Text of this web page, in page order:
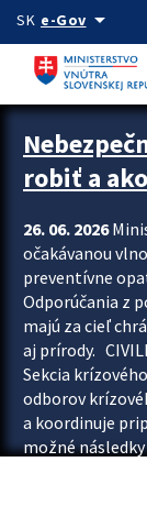
Preskocit na hlavný
SK e-Govarrow_drop_down
Zastavit
robiť a
26. 06. 2026
očakávanou
preventívne
Odporúčania z
majú za cieľ
aj prírody.
Sekcia
odborov
a koordinuje
možné